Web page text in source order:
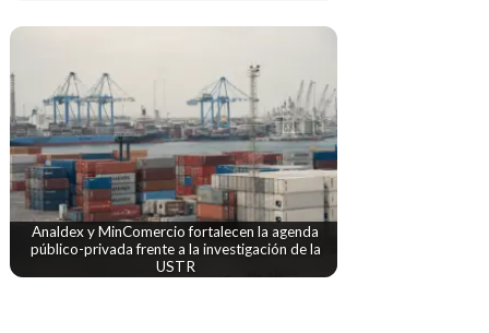
Analdex y MinComercio fortalecen la agenda
público-privada frente a la investigación de la
USTR